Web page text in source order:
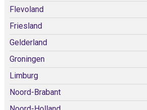
Flevoland
Friesland
Gelderland
Groningen
Limburg
Noord-Brabant